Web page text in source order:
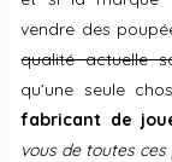
vendre des
qualité actuelle
qu’une seule
fabricant de
vous de toutes